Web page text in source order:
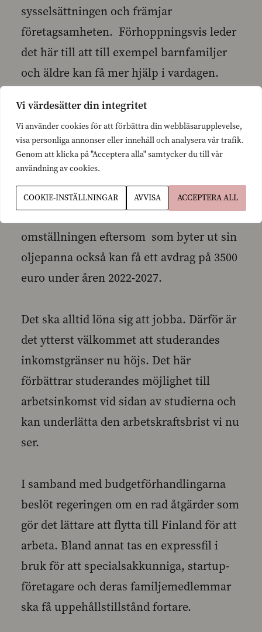
Vi värdesätter din integritet
Vi använder cookies för att förbättra din webbläsarupplevelse,
visa personliga annonser eller innehåll och analysera vår trafik.
Genom att klicka på "Acceptera alla" samtycker du till vår
användning av cookies.
COOKIE-INSTÄLLNINGAR AVVISA ACCEPTERA ALL
sysselsättningen och främjar
företagsamheten. Förhoppningsvis leder
det här till att till exempel barnfamiljer
och äldre kan få mer hjälp i vardagen.
hushållsarbete samt vård- och
omsorgsarbete höjs märkbart från 2250
euro till 3500 euro. Den avdragbara
andelen höjs från 40 till 60
procent. Hushållsavdraget är också en
omställningen eftersom som byter ut sin
oljepanna också kan få ett avdrag på 3500
euro under åren 2022-2027.
Det ska alltid löna sig att jobba. Därför är
det ytterst välkommet att studerandes
inkomstgränser nu höjs. Det här
förbättrar studerandes möjlighet till
arbetsinkomst vid sidan av studierna och
kan underlätta den arbetskraftsbrist vi nu
ser.
I samband med budgetförhandlingarna
beslöt regeringen om en rad åtgärder som
gör det lättare att flytta till Finland för att
arbeta. Bland annat tas en expressfil i
bruk för att specialsakkunniga, startup-
företagare och deras familjemedlemmar
ska få uppehållstillstånd fortare.